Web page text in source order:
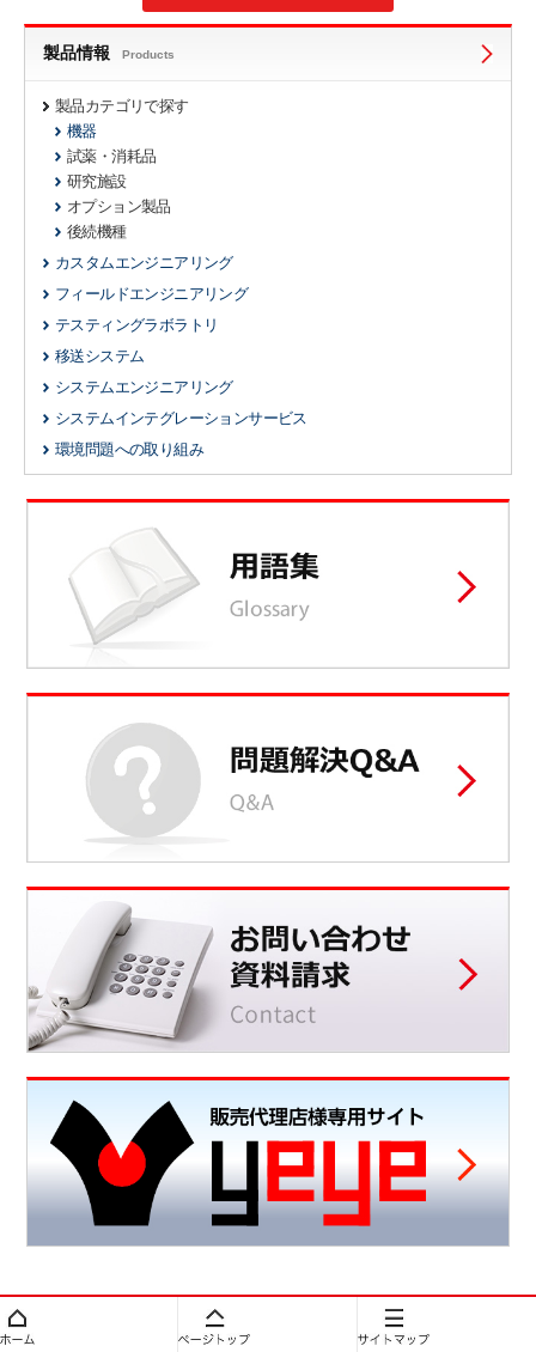
製品情報 Products
製品カテゴリで探す
機器
試薬・消耗品
研究施設
オプション製品
後続機種
カスタムエンジニアリング
フィールドエンジニアリング
テスティングラボラトリ
移送システム
システムエンジニアリング
システムインテグレーションサービス
環境問題への取り組み